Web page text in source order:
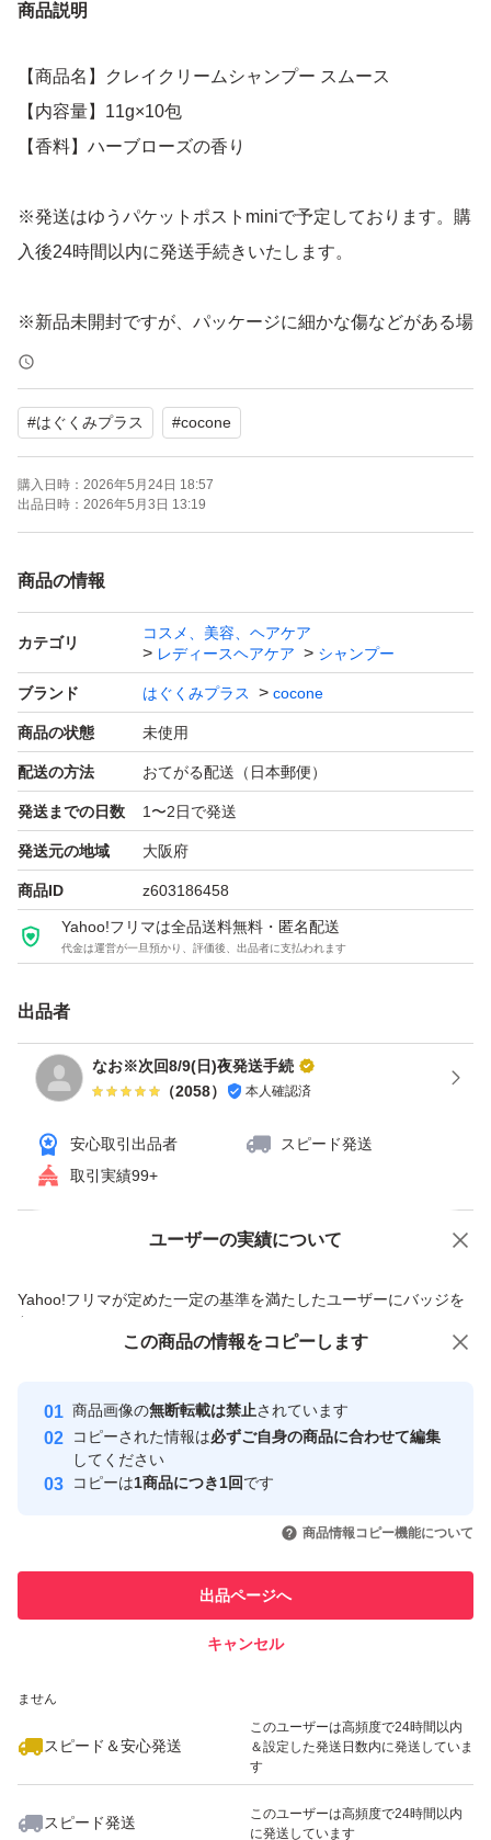
商品説明
【商品名】クレイクリームシャンプー スムース
【内容量】11g×10包
【香料】ハーブローズの香り
※発送はゆうパケットポストminiで予定しております。購
入後24時間以内に発送手続きいたします。
※新品未開封ですが、パッケージに細かな傷などがある場
合がございます。神経質な方などご遠慮くださいませ。
※お値下げの交渉には対応しておりません。
【商品説明】
cocone クレイクリームシャンプー スムースタイプ
頭皮ケアとヘアケアが同時にできるクリームシャンプー。
髪してください
泡が立たないので洗えているのか気になりますが、洗って
いる途中からスルンとした髪質に変わっていきます。
数分経ってから洗い流せば仕上がりが良くなります
是非お試し下さい。
※ミディアム、ロング方は２包必要です
★在庫ありますので、数量変更可能です
＊モイスト、リペアとの組み合わせ変更も可能です。お問
シャンプー
クリームシャンプー
お試し
サンプル
ハーブローズ
クレイ クリームシャンプー
#はぐくみプラス #cocone
購入日時： 2026年5月24日 18:57
出品日時： 2026年5月3日 13:19
商品の情報
カテゴリ
コスメ、美容、ヘアケア
レディースヘアケア
シャンプー
ブランド はぐくみプラス cocone
商品の状態 未使用
配送の方法 おてがる配送（日本郵便）
発送までの日数 1〜2日で発送
発送元の地域 大阪府
商品ID z603186458
Yahoo!フリマは全品送料無料・匿名配送
代金は運営が一旦預かり、評価後、出品者に支払われます
出品者
なお※次回8/9(日)夜発送手続
（2058） 本人確認済
安心取引出品者
スピード発送
取引実績99+
ユーザーの実績について
Yahoo!フリマが定めた一定の基準を満たしたユーザーにバッジを
付与しています
安心取引出品者
心・安全なユーザーです
取引実績
引を完了させた実績があります
での取引実績があります
ません
スピード＆安心発送
このユーザーは高頻度で24時間以内
＆設定した発送日数内に発送していま
す
スピード発送
このユーザーは高頻度で24時間以内
に発送しています
価格の相談 商品への質問
この商品の情報をコピーします
商品画像の無断転載は禁止されています
コピーされた情報は必ずご自身の商品に合わせて編集
してください
コピーは1商品につき1回です
商品情報コピー機能について
出品ページへ
キャンセル
この商品をみている人にオススメ